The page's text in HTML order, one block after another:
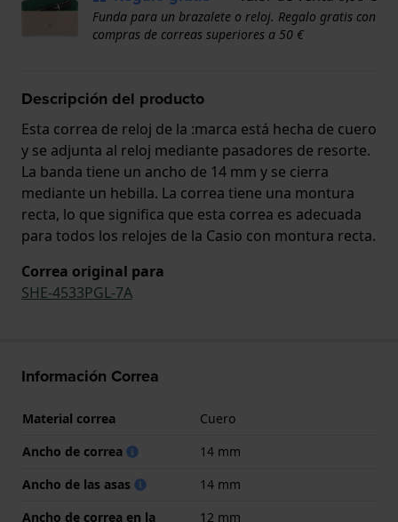
Funda para un brazalete o reloj. Regalo gratis con
compras de correas superiores a 50 €
Descripción del producto
Esta correa de reloj de la :marca está hecha de cuero
y se adjunta al reloj mediante pasadores de resorte.
La banda tiene un ancho de 14 mm y se cierra
mediante un hebilla. La correa tiene una montura
recta, lo que significa que esta correa es adecuada
para todos los relojes de la Casio con montura recta.
Correa original para
SHE-4533PGL-7A
Información Correa
Material correa
Cuero
Ancho de correa
14 mm
Ancho de las asas
14 mm
Ancho de correa en la
12 mm